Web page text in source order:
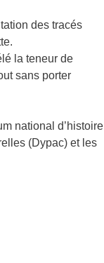
des tracés
la teneur de
sans porter
national d’histoire
(Dypac) et les